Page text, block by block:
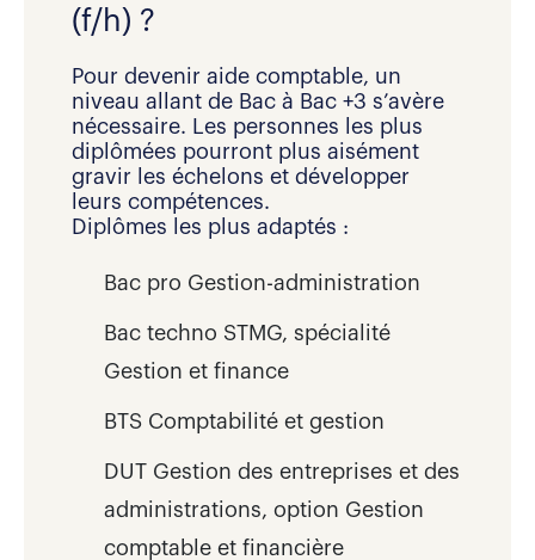
(f/h) ?
Pour devenir aide comptable, un
niveau allant de Bac à Bac +3 s’avère
nécessaire. Les personnes les plus
diplômées pourront plus aisément
gravir les échelons et développer
leurs compétences.
Diplômes les plus adaptés :
Bac pro Gestion-administration
Bac techno STMG, spécialité
Gestion et finance
BTS Comptabilité et gestion
DUT Gestion des entreprises et des
administrations, option Gestion
comptable et financière